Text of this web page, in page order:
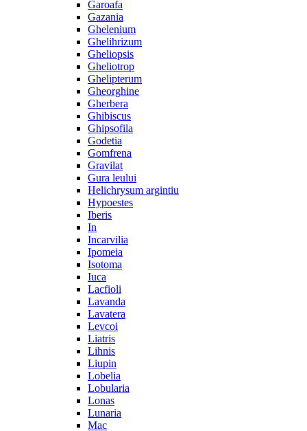
Garoafa
Gazania
Ghelenium
Ghelihrizum
Gheliopsis
Gheliotrop
Ghelipterum
Gheorghine
Gherbera
Ghibiscus
Ghipsofila
Godetia
Gomfrena
Gravilat
Gura leului
Helichrysum argintiu
Hypoestes
Iberis
In
Incarvilia
Ipomeia
Isotoma
Iuca
Lacfioli
Lavanda
Lavatera
Levcoi
Liatris
Lihnis
Liupin
Lobelia
Lobularia
Lonas
Lunaria
Mac